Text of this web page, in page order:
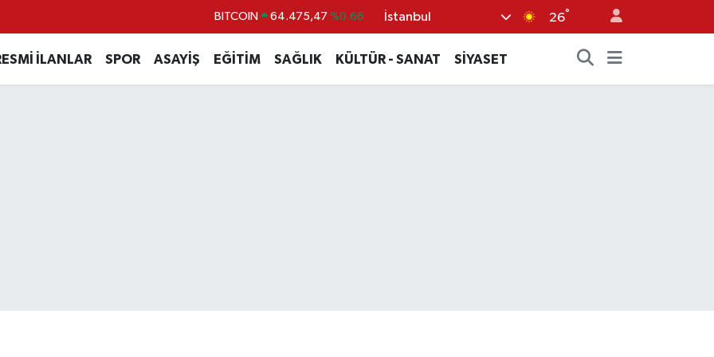
DOLAR 47,5986 %0.06 İstanbul 26°
İLANLAR SPOR ASAYİŞ EĞİTİM SAĞLIK KÜLTÜR - SANAT SİYASET